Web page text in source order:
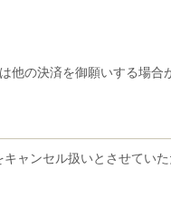
の決済を御願いする場合
ャンセル扱いとさせてい